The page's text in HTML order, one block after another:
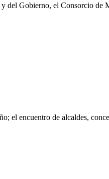
del Gobierno, el Consorcio
el encuentro de alcaldes,